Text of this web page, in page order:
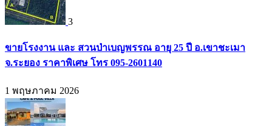
3
ขายโรงงาน และ สวนป่าเบญพรรณ อายุ 25 ปี อ.เขาชะเมา
จ.ระยอง ราคาพิเศษ โทร 095-2601140
1 พฤษภาคม 2026